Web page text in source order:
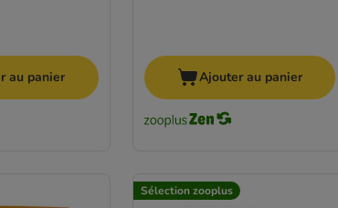
au panier Ajouter au panier
Sélection zooplus